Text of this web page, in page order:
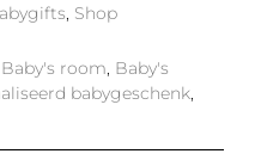
Shop
Baby's room Baby's
babygeschenk